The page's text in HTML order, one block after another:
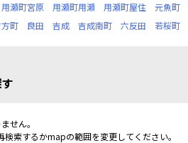
用瀬町宮原 用瀬町用瀬 用瀬町屋住 元魚町
町 良田 吉成 吉成南町 六反田 若桜町
せん。
検索するかmapの範囲を変更してください。